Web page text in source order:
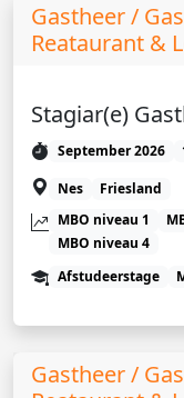
Gastheer /
Reataurant &
Stagiar(e)
September 2026
Nes
Friesland
MBO niveau 1
MBO niveau 4
Afstudeerstage
Gastheer /